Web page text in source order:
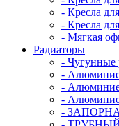
- Кресла
- Кресла
- Мягкая
Радиаторы
- Чугунные
-
-
-
-